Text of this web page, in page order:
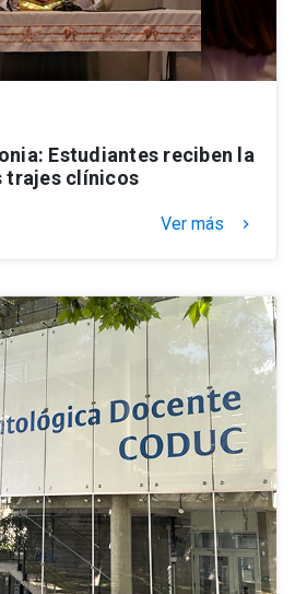
Estudiantes reciben la
trajes clínicos
Ver más keyboard_arrow_right